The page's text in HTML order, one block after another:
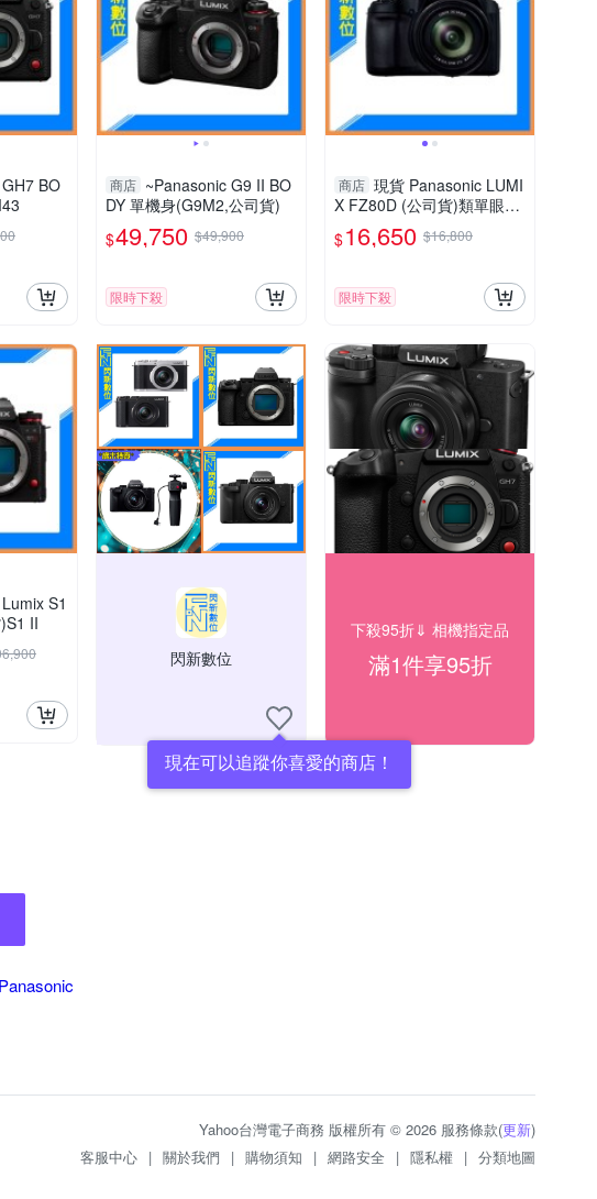
BO
商店 ~Panasonic G9 II BO
DY 單機身(G9M2,公司貨)
$49,750 $49,900
限時下殺
商店 現貨 Panasonic LUMI
X FZ80D (公司貨)類單眼相
$16,650 $16,800
限時下殺
S1
II
閃新數位
現在可以追蹤你喜愛的商店！
下殺95折⇓ 相機指定品
滿1件享95折
Yahoo台灣電子商務 版權所有 © 2026 服務條款(更新)
客服中心 | 關於我們 | 購物須知 | 網路安全 | 隱私權 | 分類地圖